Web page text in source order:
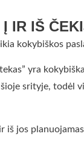
IR IŠ
kokybiškos
yra
srityje,
jos